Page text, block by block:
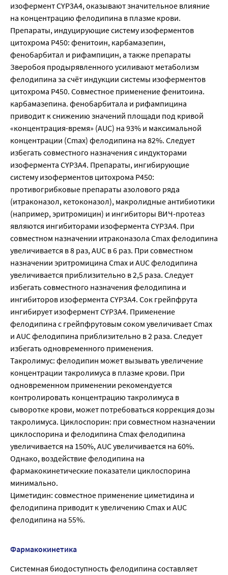
изофермент CYP3A4, оказывают значительное влияние
на концентрацию фелодипина в плазме крови.
Препараты, индуцирующие систему изоферментов
цитохрома Р450: фенитоин, карбамазепин,
фенобарбитал и рифампицин, а также препараты
Зверобоя продырявленного усиливают метаболизм
фелодипина за счёт индукции системы изоферментов
цитохрома Р450. Совместное применение фенитоина.
карбамазепина. фенобарбитала и рифампицина
приводит к снижению значений площади под кривой
«концентрация-время» (AUC) на 93% и максимальной
концентрации (Сmах) фелодипина на 82%. Следует
избегать совместного назначения с индукторами
изофермента CYP3A4. Препараты, ингибирующие
систему изоферментов цитохрома Р450:
противогрибковые препараты азолового ряда
(итраконазол, кетоконазол), макролидные антибиотики
(например, эритромицин) и ингибиторы ВИЧ-протеаз
являются ингибиторами изофермента CYP3A4. При
совместном назначении итраконазола Сmах фелодипина
увеличивается в 8 раз, AUC в 6 раз. При совместном
назначении эритромицина Сmах и AUC фелодипина
увеличивается приблизительно в 2,5 раза. Следует
избегать совместного назначения фелодипина и
ингибиторов изофермента CYP3A4. Сок грейпфрута
ингибирует изофермент CYP3A4. Применение
фелодипина с грейпфрутовым соком увеличивает Сmах
и AUC фелодипина приблизительно в 2 раза. Следует
избегать одновременного применения.
Такролимус: фелодипин может вызывать увеличение
концентрации такролимуса в плазме крови. При
одновременном применении рекомендуется
контролировать концентрацию такролимуса в
сыворотке крови, может потребоваться коррекция дозы
такролимуса. Циклоспорин: при совместном назначении
циклоспорина и фелодипина Сmах фелодипина
увеличивается на 150%, AUC увеличивается на 60%.
Однако, воздействие фелодипина на
фармакокинетические показатели циклоспорина
минимально.
Циметидин: совместное применение циметидина и
фелодипина приводит к увеличению Сmах и AUC
фелодипина на 55%.
Фармакокинетика
Системная биодоступность фелодипина составляет